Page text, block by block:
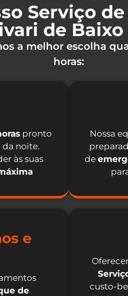
Serviço
de Baixo
a melhor escolha
horas:
pronto
da noite.
às suas
Nossa
de
e
de
custo-